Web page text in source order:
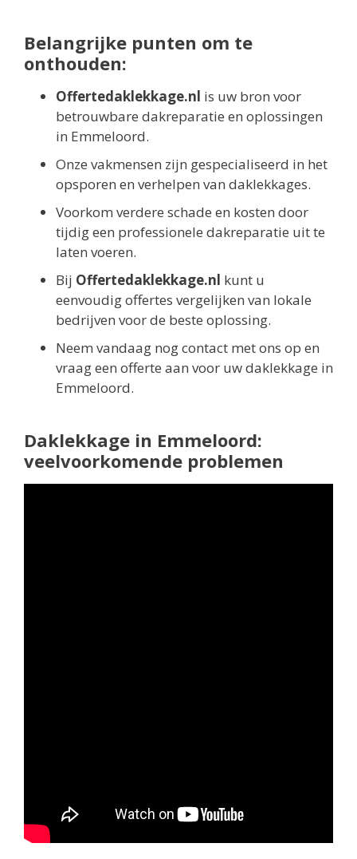
Belangrijke punten om te
onthouden:
Offertedaklekkage.nl is uw bron voor
betrouwbare dakreparatie en oplossingen
in Emmeloord.
Onze vakmensen zijn gespecialiseerd in het
opsporen en verhelpen van daklekkages.
Voorkom verdere schade en kosten door
tijdig een professionele dakreparatie uit te
laten voeren.
Bij Offertedaklekkage.nl kunt u
eenvoudig offertes vergelijken van lokale
bedrijven voor de beste oplossing.
Neem vandaag nog contact met ons op en
vraag een offerte aan voor uw daklekkage in
Emmeloord.
Daklekkage in Emmeloord:
veelvoorkomende problemen